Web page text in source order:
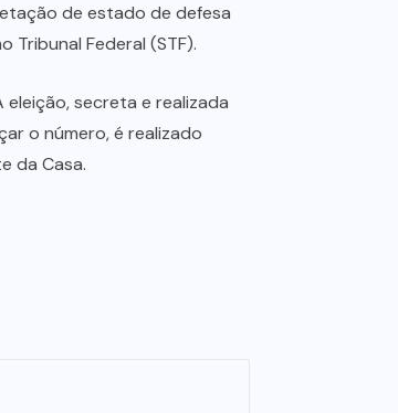
de estado de defesa
Tribunal Federal (STF).
secreta e realizada
o número, é realizado
da Casa.